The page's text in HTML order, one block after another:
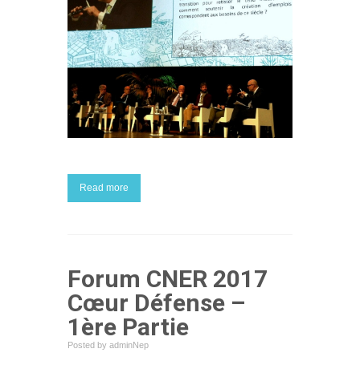
Read more
Forum CNER 2017
Cœur Défense –
1ère Partie
Posted by adminNep